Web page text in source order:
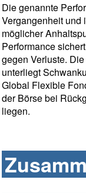
Die genannte
Vergangenheit und
möglicher
Performance
gegen Verluste.
unterliegt
Global Flexible
der Börse bei
liegen.